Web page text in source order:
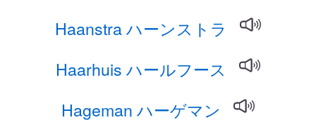
Haanstra ハーンストラ
Haarhuis ハールフース
Hageman ハーゲマン